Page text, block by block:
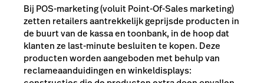
Bij POS-marketing (voluit Point-Of-Sales marketing)
zetten retailers aantrekkelijk geprijsde producten in
de buurt van de kassa en toonbank, in de hoop dat
klanten ze last-minute besluiten te kopen. Deze
producten worden aangeboden met behulp van
reclameaanduidingen en winkeldisplays: